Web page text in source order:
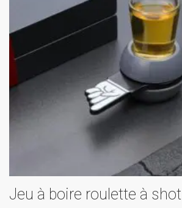
Jeu à boire roulette à shot